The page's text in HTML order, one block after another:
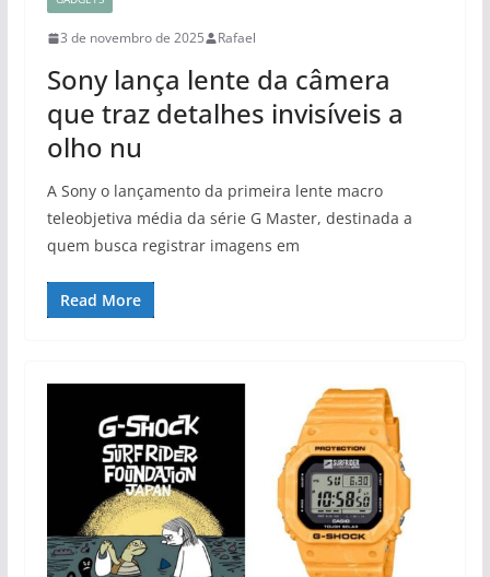
3 de novembro de 2025 Rafael
Sony lança lente da câmera
que traz detalhes invisíveis a
olho nu
A Sony o lançamento da primeira lente macro
teleobjetiva média da série G Master, destinada a
quem busca registrar imagens em
Read More